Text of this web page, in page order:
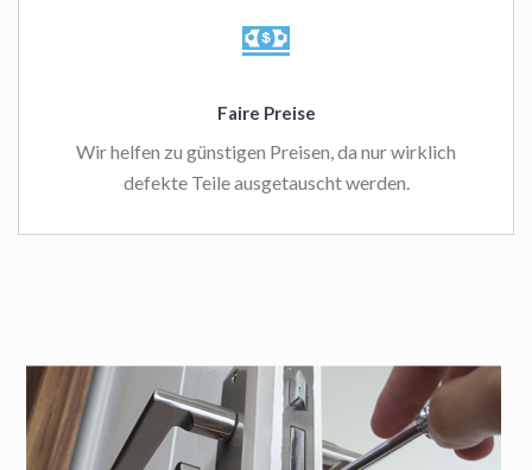
Faire Preise
Wir helfen zu günstigen Preisen, da nur wirklich
defekte Teile ausgetauscht werden.